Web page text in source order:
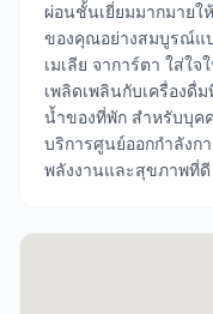
ผ่อนชั้นเยี่ยมมากมายใ
ของคุณอย่างสมบูรณ์แ
เมเลีย จาการ์ตา ใส่ใ
เพลิดเพลินกับเครื่อง
น้ำของที่พัก สำหรับบุค
บริการศูนย์ออกกำลังก
พลังงานและสุขภาพที่ดี